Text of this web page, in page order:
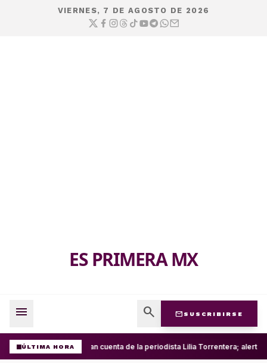
VIERNES, 7 DE AGOSTO DE 2026
ES PRIMERA MX
menu search mail SUSCRIBIRSE
ÚLTIMA HORARoban cuenta de la periodista Lilia Torrentera; alerta